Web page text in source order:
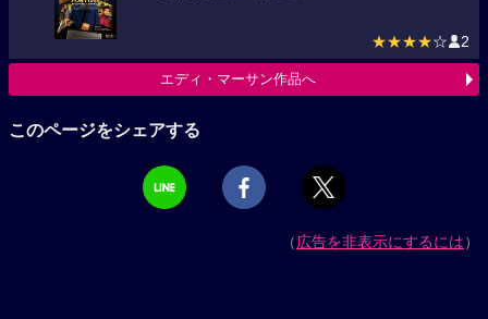
★★★★☆ 2
エディ・マーサン作品へ
このページをシェアする
（広告を非表示にするには）